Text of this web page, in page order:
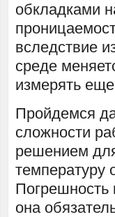
обкладками
вследствие
среде
измерять
Пройдемся
сложности
решением
температуру
Погрешность
она